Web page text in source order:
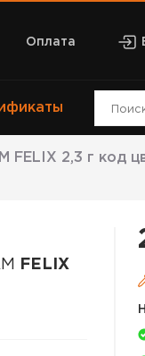
Оплата
FELIX 2,3 г код
FELIX